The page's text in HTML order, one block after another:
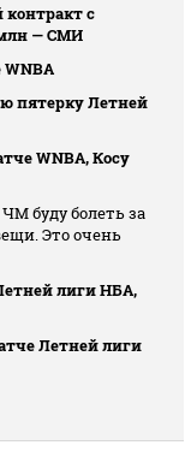
с
— СМИ
пятерку Летней
WNBA, Косу
буду болеть за
Это очень
лиги НБА,
Летней лиги